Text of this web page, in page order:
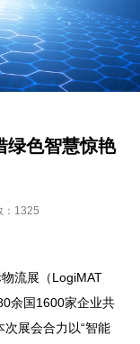
绿色智慧惊艳
1325
流展（LogiMAT
余国1600家企业共
展会合力以“智能